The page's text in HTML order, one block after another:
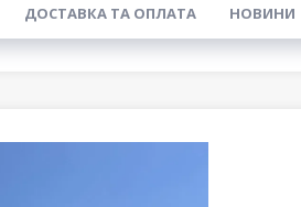
ДОСТАВКА ТА ОПЛАТА НОВИНИ